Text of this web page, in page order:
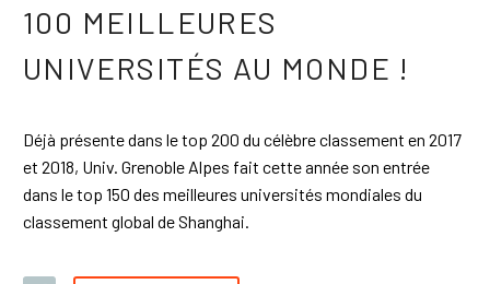
100 MEILLEURES
UNIVERSITÉS AU MONDE !
Déjà présente dans le top 200 du célèbre classement en 2017
et 2018, Univ. Grenoble Alpes fait cette année son entrée
dans le top 150 des meilleures universités mondiales du
classement global de Shanghai.